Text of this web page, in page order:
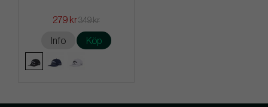
279 kr349 kr
Info Köp